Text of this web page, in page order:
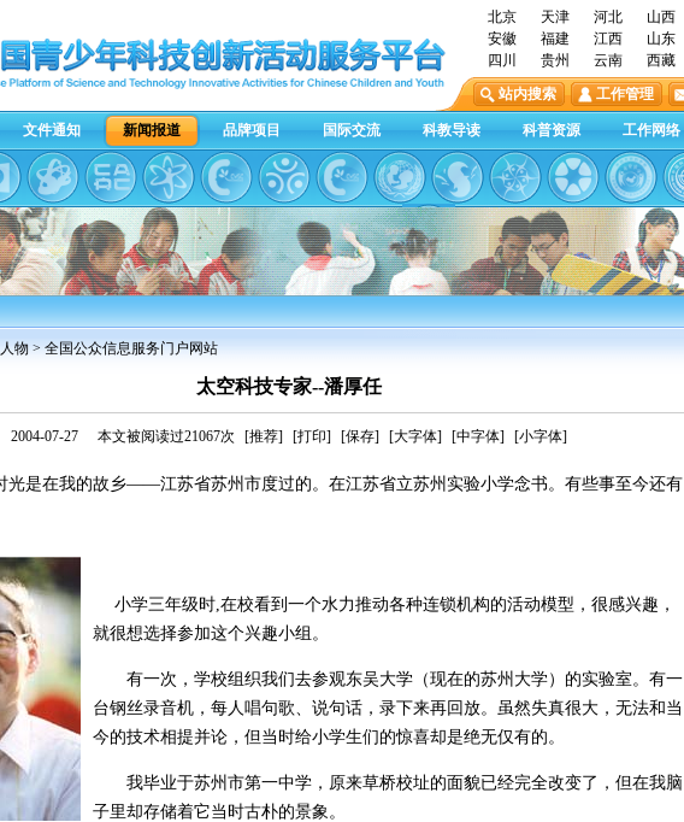
北京 天津 河北 山西
安徽
福建 江西 山东
四川
贵州 云南 西藏
站内搜索
工作管理
文件通知 新闻报道 品牌项目 国际交流 科教导读 科普资源 工作网络
物 > 全国公众信息服务门户网站
太空科技专家--潘厚任
2004-07-27 本文被阅读过21067次 [推荐] [打印] [保存] [大字体] [中字体] [小字体]
是在我的故乡——江苏省苏州市度过的。在江苏省立苏州实验小学念书。有些事至今还有
小学三年级时,在校看到一个水力推动各种连锁机构的活动模型，很感兴趣，
就很想选择参加这个兴趣小组。
有一次，学校组织我们去参观东吴大学（现在的苏州大学）的实验室。有一
台钢丝录音机，每人唱句歌、说句话，录下来再回放。虽然失真很大，无法和当
今的技术相提并论，但当时给小学生们的惊喜却是绝无仅有的。
我毕业于苏州市第一中学，原来草桥校址的面貌已经完全改变了，但在我脑
子里却存储着它当时古朴的景象。